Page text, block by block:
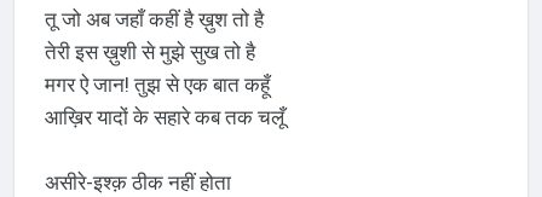
तू जो अब जहाँ कहीं है ख़ुश तो है
तेरी इस ख़ुशी से मुझे सुख तो है
मगर ऐ जान! तुझ से एक बात कहूँ
आख़िर यादों के सहारे कब तक चलूँ
असीरे-इश्क़ ठीक नहीं होता